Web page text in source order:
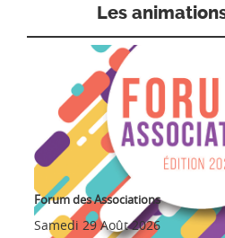
Les
Forum des Associations
Samedi 29 Août 2026